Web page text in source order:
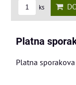
ks
Platna
Platna